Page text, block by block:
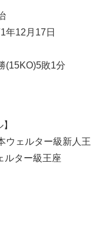
年12月17日
(15KO)5敗1分
ウェルター級新人王
ルター級王座